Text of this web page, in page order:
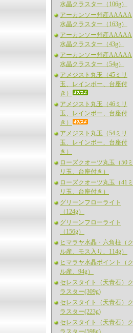
水晶クラスター（106g）
アーカンソー州産AAAAA
水晶クラスター（163g）
アーカンソー州産AAAAA
水晶クラスター（43g）
アーカンソー州産AAAAA
水晶クラスター（54g）
アメジスト丸玉（45ミリ
玉、レインボー、台座付
き）
アメジスト丸玉（46ミリ
玉、レインボー、台座付
き）
アメジスト丸玉（54ミリ
玉、レインボー、台座付
き）
ローズクオーツ丸玉（50ミ
リ玉、台座付き）
ローズクオーツ丸玉（41ミ
リ玉、台座付き）
グリーンフローライト
（124g）
グリーンフローライト
（156g）
ヒマラヤ水晶・六角柱（ク
ル産、モス入り、114g）
ヒマラヤ水晶ポイント（ク
ル産、94g）
セレスタイト（天青石）ク
ラスター(309g)
セレスタイト（天青石）ク
ラスター(223g)
セレスタイト（天青石）ク
ラスター(598g)